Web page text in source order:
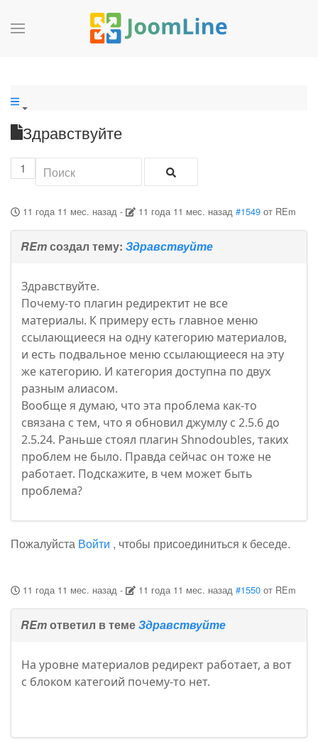
Здравствуйте
1
11 года 11 мес. назад- 11 года 11 мес. назад #1549 от REm
REmсоздал тему: Здравствуйте
Здравствуйте.
Почему-то плагин редиректит не все
материалы. К примеру есть главное меню
ссылающиееся на одну категорию материалов,
и есть подвальное меню ссылающиееся на эту
же категорию. И категория доступна по двух
разным алиасом.
Вообще я думаю, что эта проблема как-то
связана с тем, что я обновил джумлу с 2.5.6 до
2.5.24. Раньше стоял плагин Shnodoubles, таких
проблем не было. Правда сейчас он тоже не
работает. Подскажите, в чем может быть
проблема?
Пожалуйста Войти , чтобы присоединиться к беседе.
11 года 11 мес. назад- 11 года 11 мес. назад #1550 от REm
REmответил в темеЗдравствуйте
На уровне материалов редирект работает, а вот
с блоком категоий почему-то нет.